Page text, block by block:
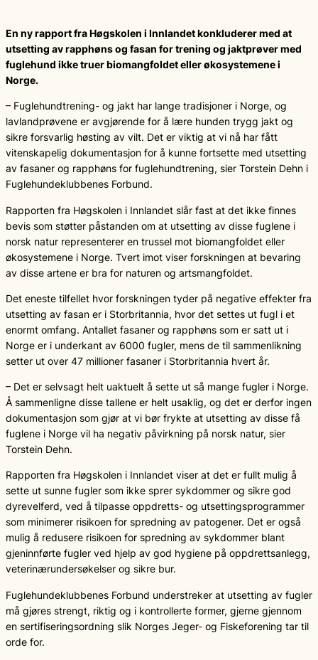
En ny rapport fra Høgskolen i Innlandet konkluderer med at
utsetting av rapphøns og fasan for trening og jaktprøver med
fuglehund ikke truer biomangfoldet eller økosystemene i
Norge.
– Fuglehundtrening- og jakt har lange tradisjoner i Norge, og
lavlandprøvene er avgjørende for å lære hunden trygg jakt og
sikre forsvarlig høsting av vilt. Det er viktig at vi nå har fått
vitenskapelig dokumentasjon for å kunne fortsette med utsetting
av fasaner og rapphøns for fuglehundtrening, sier Torstein Dehn i
Fuglehundeklubbenes Forbund.
Rapporten fra Høgskolen i Innlandet slår fast at det ikke finnes
bevis som støtter påstanden om at utsetting av disse fuglene i
norsk natur representerer en trussel mot biomangfoldet eller
økosystemene i Norge. Tvert imot viser forskningen at bevaring
av disse artene er bra for naturen og artsmangfoldet.
Det eneste tilfellet hvor forskningen tyder på negative effekter fra
utsetting av fasan er i Storbritannia, hvor det settes ut fugl i et
enormt omfang. Antallet fasaner og rapphøns som er satt ut i
Norge er i underkant av 6000 fugler, mens de til sammenlikning
setter ut over 47 millioner fasaner i Storbritannia hvert år.
– Det er selvsagt helt uaktuelt å sette ut så mange fugler i Norge.
Å sammenligne disse tallene er helt usaklig, og det er derfor ingen
dokumentasjon som gjør at vi bør frykte at utsetting av disse få
fuglene i Norge vil ha negativ påvirkning på norsk natur, sier
Torstein Dehn.
Rapporten fra Høgskolen i Innlandet viser at det er fullt mulig å
sette ut sunne fugler som ikke sprer sykdommer og sikre god
dyrevelferd, ved å tilpasse oppdretts- og utsettingsprogrammer
som minimerer risikoen for spredning av patogener. Det er også
mulig å redusere risikoen for spredning av sykdommer blant
gjeninnførte fugler ved hjelp av god hygiene på oppdrettsanlegg,
veterinærundersøkelser og sikre bur.
Fuglehundeklubbenes Forbund understreker at utsetting av fugler
må gjøres strengt, riktig og i kontrollerte former, gjerne gjennom
en sertifiseringsordning slik Norges Jeger- og Fiskeforening tar til
orde for.